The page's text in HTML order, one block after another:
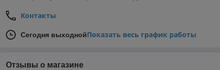
Контакты
Сегодня выходнойПоказать весь график работы
Отзывы о магазине